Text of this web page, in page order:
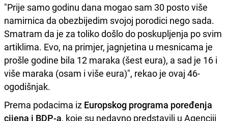
"Prije samo godinu dana mogao sam 30 posto više
namirnica da obezbijedim svojoj porodici nego sada.
Smatram da je za toliko došlo do poskupljenja po svim
artiklima. Evo, na primjer, jagnjetina u mesnicama je
prošle godine bila 12 maraka (šest eura), a sad je 16 i
više maraka (osam i više eura)", rekao je ovaj 46-
ogodišnjak.
Prema podacima iz Europskog programa poređenja
cijena i BDP-a, koje su nedavno predstavili u Agenciji